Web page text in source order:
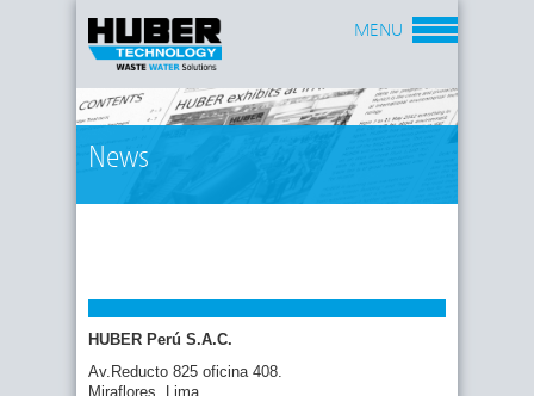
News
MENU
HUBER Perú S.A.C.
Av.Reducto 825 oficina 408.
Miraflores, Lima